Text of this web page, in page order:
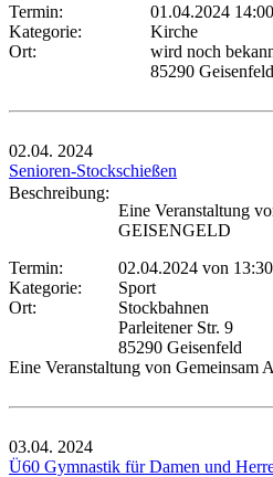
Termin:
01.04.2024
Kategorie:
Kirche
Ort:
wird noch
85290 Geisenfeld
02.04. 2024
Senioren-Stockschießen
Beschreibung:
Eine Veranstaltung
GEISENGELD
Termin:
02.04.2024 von 13:30
Kategorie:
Sport
Ort:
Stockbahnen
Parleitener Str. 9
85290 Geisenfeld
Eine Veranstaltung von
03.04. 2024
Ü60 Gymnastik für Damen und